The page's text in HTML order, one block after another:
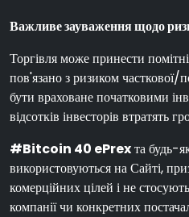
Важливе зауваження щодо
Торгівля може принести
пов'язано з ризиком часткової/
бути враховане початковими
відсотків інвесторів втратять
#Bitcoin 40 ePrexта будь-
використовуються на Сайті,
комерційних цілей і не
компанії чи конкретних